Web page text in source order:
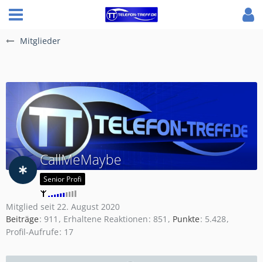
Mitglieder
CallMeMaybe
Senior Profi
Mitglied seit 22. August 2020
Beiträge 911 Erhaltene Reaktionen 851 Punkte 5.428
Profil-Aufrufe 17